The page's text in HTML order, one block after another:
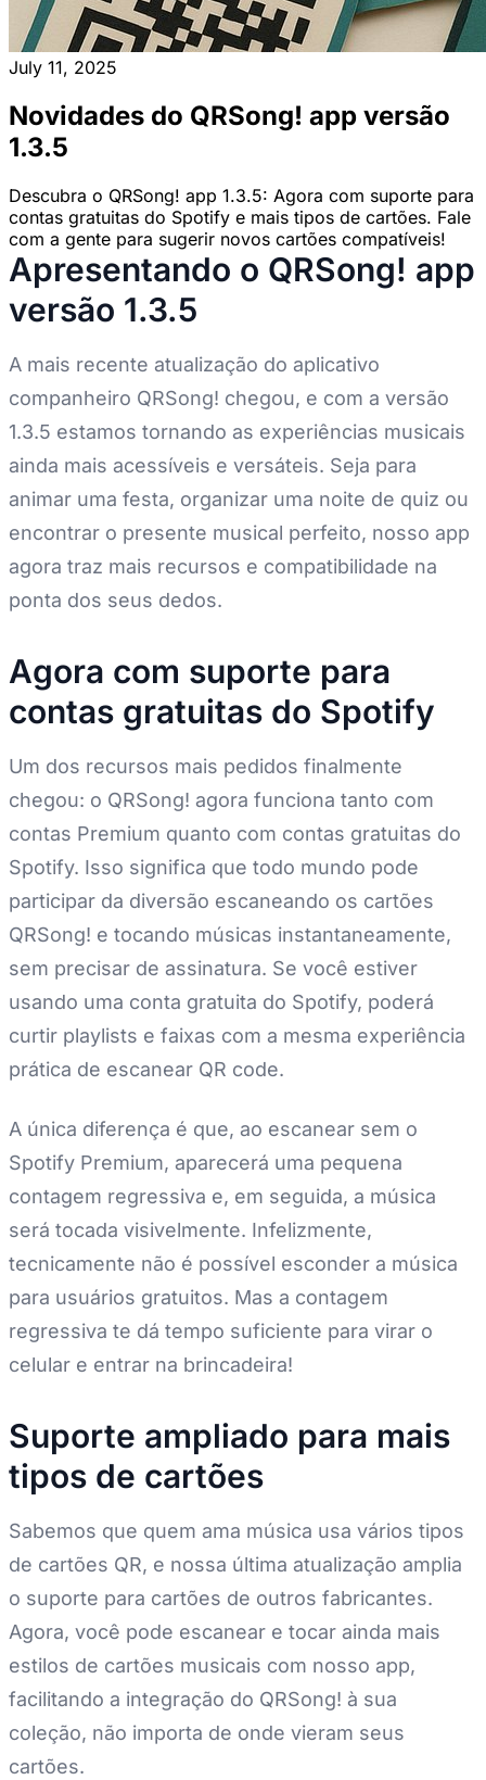
July 11, 2025
Novidades do QRSong! app versão
1.3.5
Descubra o QRSong! app 1.3.5: Agora com suporte para
contas gratuitas do Spotify e mais tipos de cartões. Fale
com a gente para sugerir novos cartões compatíveis!
Apresentando o QRSong! app
versão 1.3.5
A mais recente atualização do aplicativo
companheiro QRSong! chegou, e com a versão
1.3.5 estamos tornando as experiências musicais
ainda mais acessíveis e versáteis. Seja para
animar uma festa, organizar uma noite de quiz ou
encontrar o presente musical perfeito, nosso app
agora traz mais recursos e compatibilidade na
ponta dos seus dedos.
Agora com suporte para
contas gratuitas do Spotify
Um dos recursos mais pedidos finalmente
chegou: o QRSong! agora funciona tanto com
contas Premium quanto com contas gratuitas do
Spotify. Isso significa que todo mundo pode
participar da diversão escaneando os cartões
QRSong! e tocando músicas instantaneamente,
sem precisar de assinatura. Se você estiver
usando uma conta gratuita do Spotify, poderá
curtir playlists e faixas com a mesma experiência
prática de escanear QR code.
A única diferença é que, ao escanear sem o
Spotify Premium, aparecerá uma pequena
contagem regressiva e, em seguida, a música
será tocada visivelmente. Infelizmente,
tecnicamente não é possível esconder a música
para usuários gratuitos. Mas a contagem
regressiva te dá tempo suficiente para virar o
celular e entrar na brincadeira!
Suporte ampliado para mais
tipos de cartões
Sabemos que quem ama música usa vários tipos
de cartões QR, e nossa última atualização amplia
o suporte para cartões de outros fabricantes.
Agora, você pode escanear e tocar ainda mais
estilos de cartões musicais com nosso app,
facilitando a integração do QRSong! à sua
coleção, não importa de onde vieram seus
cartões.